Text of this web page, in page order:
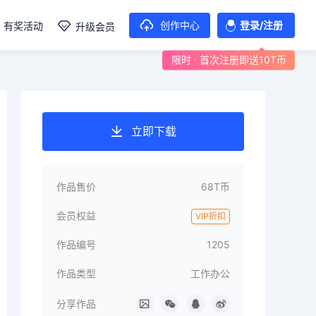
有奖活动 升级会员 创作中心 登录/注册
限时 · 首次注册即送10T币
立即下载
作品售价 68T币
会员权益 VIP折扣
作品编号 1205
作品类型 工作办公
分享作品